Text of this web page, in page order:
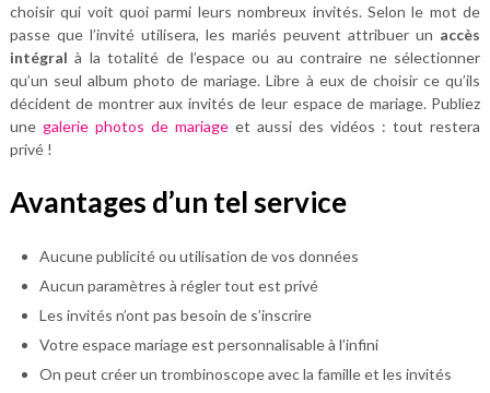
choisir qui voit quoi parmi leurs nombreux invités. Selon le mot de
passe que l’invité utilisera, les mariés peuvent attribuer un accès
intégral à la totalité de l’espace ou au contraire ne sélectionner
qu’un seul album photo de mariage. Libre à eux de choisir ce qu’ils
décident de montrer aux invités de leur espace de mariage. Publiez
une galerie photos de mariage et aussi des vidéos : tout restera
privé !
Avantages d’un tel service
Aucune publicité ou utilisation de vos données
Aucun paramètres à régler tout est privé
Les invités n’ont pas besoin de s’inscrire
Votre espace mariage est personnalisable à l’infini
On peut créer un trombinoscope avec la famille et les invités